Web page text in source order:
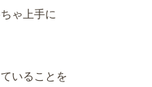
ゃ上手に
いることを